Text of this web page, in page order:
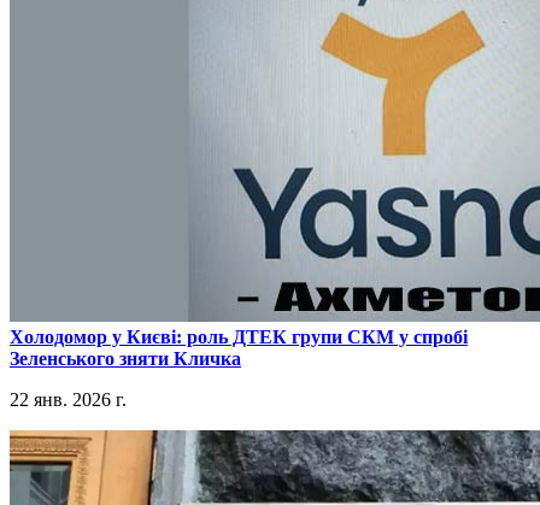
​Холодомор у Києві: роль ДТЕК групи СКМ у спробі
Зеленського зняти Кличка
22 янв. 2026 г.